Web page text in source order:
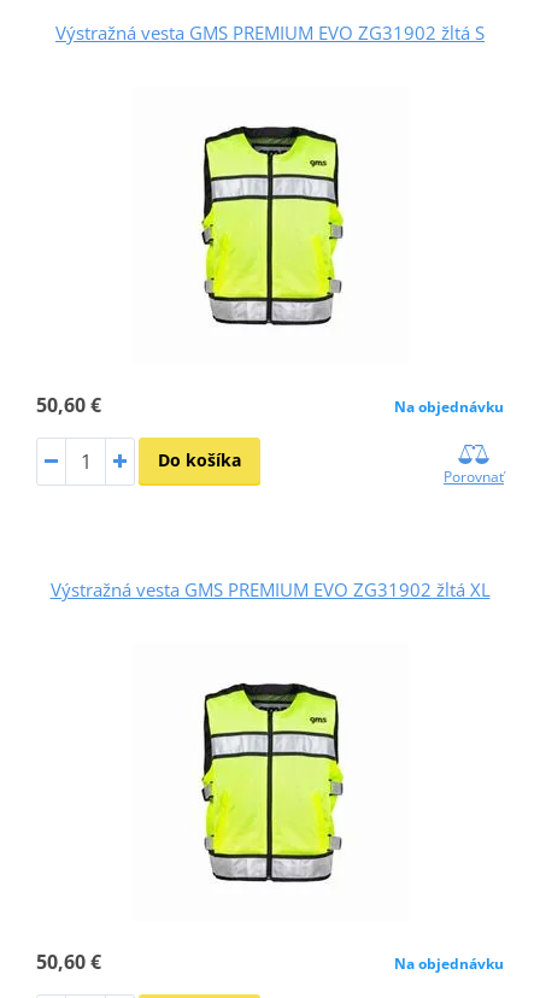
Výstražná vesta GMS PREMIUM EVO ZG31902 žltá S
50,60 € Na objednávku
Do košíka
Porovnať
Výstražná vesta GMS PREMIUM EVO ZG31902 žltá XL
50,60 € Na objednávku